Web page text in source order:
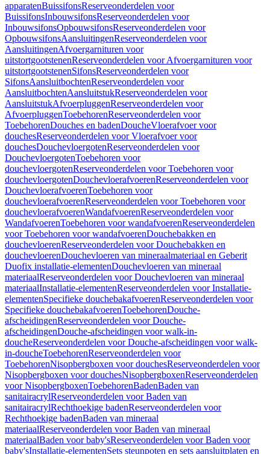
apparatenBuissifonsReserveonderdelen voor
BuissifonsInbouwsifonsReserveonderdelen voor
InbouwsifonsOpbouwsifonsReserveonderdelen voor
OpbouwsifonsAansluitingenReserveonderdelen voor
AansluitingenAfvoergarnituren voor
uitstortgootstenenReserveonderdelen voor Afvoergarnituren voor
uitstortgootstenenSifonsReserveonderdelen voor
SifonsAansluitbochtenReserveonderdelen voor
AansluitbochtenAansluitstukReserveonderdelen voor
AansluitstukAfvoerpluggenReserveonderdelen voor
AfvoerpluggenToebehorenReserveonderdelen voor
ToebehorenDouches en badenDoucheVloerafvoer voor
douchesReserveonderdelen voor Vloerafvoer voor
douchesDouchevloergotenReserveonderdelen voor
DouchevloergotenToebehoren voor
douchevloergotenReserveonderdelen voor Toebehoren voor
douchevloergotenDouchevloerafvoerenReserveonderdelen voor
DouchevloerafvoerenToebehoren voor
douchevloerafvoerenReserveonderdelen voor Toebehoren voor
douchevloerafvoerenWandafvoerenReserveonderdelen voor
WandafvoerenToebehoren voor wandafvoerenReserveonderdelen
voor Toebehoren voor wandafvoerenDouchebakken en
douchevloerenReserveonderdelen voor Douchebakken en
douchevloerenDouchevloeren van mineraalmateriaal en Geberit
Duofix installatie-elementenDouchevloeren van mineraal
materiaalReserveonderdelen voor Douchevloeren van mineraal
materiaalInstallatie-elementenReserveonderdelen voor Installatie-
elementenSpecifieke douchebakafvoerenReserveonderdelen voor
Specifieke douchebakafvoerenToebehorenDouche-
afscheidingenReserveonderdelen voor Douche-
afscheidingenDouche-afscheidingen voor walk-in-
doucheReserveonderdelen voor Douche-afscheidingen voor walk-
in-doucheToebehorenReserveonderdelen voor
ToebehorenNisopbergboxen voor douchesReserveonderdelen voor
Nisopbergboxen voor douchesNisopbergboxenReserveonderdelen
voor NisopbergboxenToebehorenBadenBaden van
sanitairacrylReserveonderdelen voor Baden van
sanitairacrylRechthoekige badenReserveonderdelen voor
Rechthoekige badenBaden van mineraal
materiaalReserveonderdelen voor Baden van mineraal
materiaalBaden voor baby'sReserveonderdelen voor Baden voor
baby'sInstallatie-elementenSets steunpoten en sets aansluitplaten en